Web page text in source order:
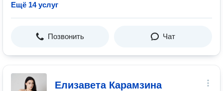
Ещё 14 услуг
Позвонить Чат
Елизавета Карамзина